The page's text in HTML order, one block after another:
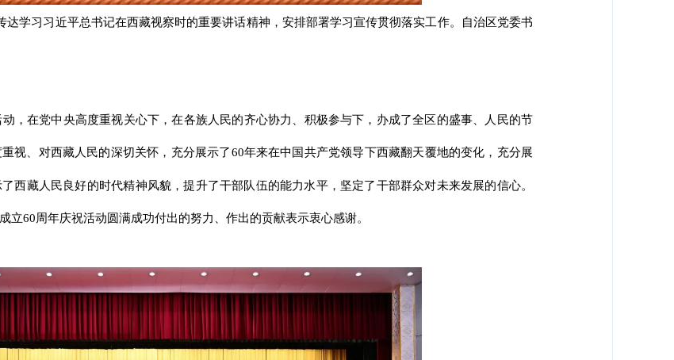
达学习习近平总书记在西藏视察时的重要讲话精神，安排部署学习宣传贯彻落实工作。自治区党委书
，在党中央高度重视关心下，在各族人民的齐心协力、积极参与下，办成了全区的盛事、人民的节
视、对西藏人民的深切关怀，充分展示了60年来在中国共产党领导下西藏翻天覆地的变化，充分展
西藏人民良好的时代精神风貌，提升了干部队伍的能力水平，坚定了干部群众对未来发展的信心。
立60周年庆祝活动圆满成功付出的努力、作出的贡献表示衷心感谢。